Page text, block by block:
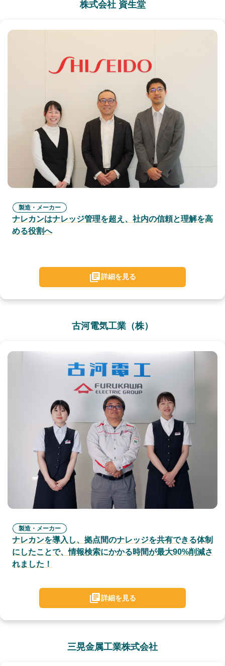
株式会社 資生堂
製造・メーカー
ナレカンはナレッジ管理を超え、社内の信頼と理解を高
める役割へ
詳細を見る
古河電気工業（株）
製造・メーカー
ナレカンを導入し、拠点間のナレッジを共有できる体制
にしたことで、情報検索にかかる時間が最大90%削減さ
れました！
詳細を見る
三晃金属工業株式会社